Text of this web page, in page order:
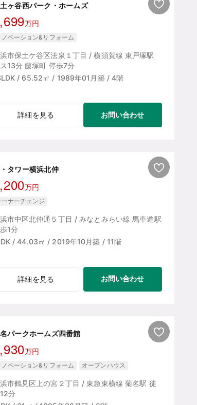
ヶ谷西パーク・ホームズ
万円
ノベーション&リフォーム
市保土ケ谷区法泉１丁目 / 横須賀線 東戸塚駅
13分 藤塚町 停歩7分
/ 65.52㎡ / 1989年01月築 / 4階
詳細を見る お問い合わせ
タワー横浜北仲
万円
ーナーチェンジ
市中区北仲通５丁目 / みなとみらい線 馬車道駅
1分
/ 44.03㎡ / 2019年10月築 / 11階
詳細を見る お問い合わせ
パークホームズ四番館
万円
ノベーション&リフォーム オープンハウス
市鶴見区上の宮２丁目 / 東急東横線 菊名駅 徒
分